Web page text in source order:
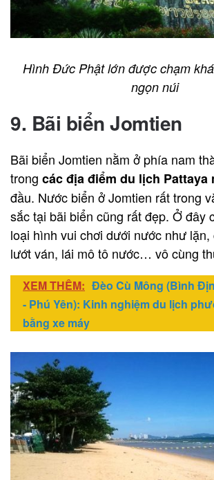
Hình Đức Phật lớn được chạm
ngọn núi
9. Bãi biển Jomtien
Bãi biển Jomtien nằm ở phía nam
trong các địa điểm du lịch Pattaya
đầu. Nước biển ở Jomtien rất trong
sắc tại bãi biển cũng rất đẹp. Ở đây
loại hình vui chơi dưới nước như lặn,
lướt ván, lái mô tô nước… vô cùng
XEM THÊM: Đèo Cù Mông (Bình
- Phú Yên): Kinh nghiệm du lịch
bằng xe máy